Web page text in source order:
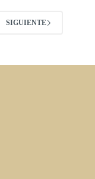
SIGUIENTE